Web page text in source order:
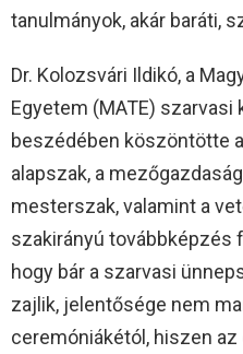
tanulmányok, akár baráti,
Dr. Kolozsvári Ildikó, a
Egyetem (MATE)
beszédében köszöntötte
alapszak, a
mesterszak, valamint a
szakirányú továbbképzés
hogy bár a szarvasi
zajlik, jelentősége nem
ceremóniákétól, hiszen